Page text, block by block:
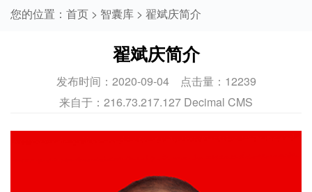
您的位置： 首页 > 智囊库 > 翟斌庆简介
翟斌庆简介
发布时间： 2020-09-04点击量： 12239
来自于： 216.73.217.127 Decimal CMS